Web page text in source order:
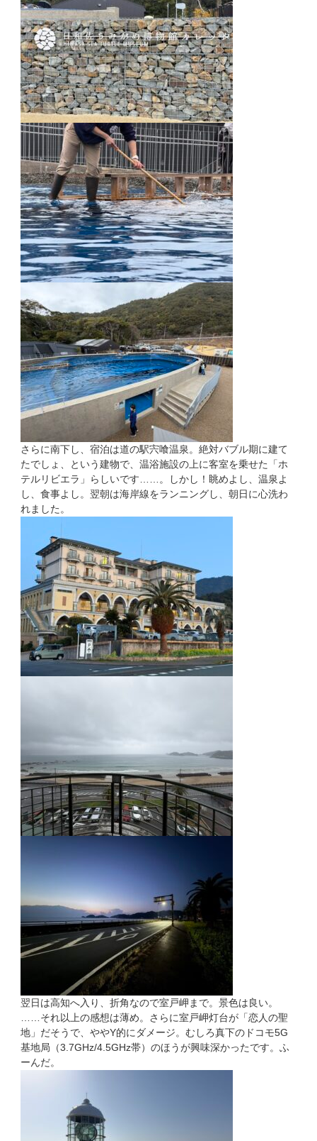
さらに南下し、宿泊は道の駅宍喰温泉。絶対バブル期に建て
たでしょ、という建物で、温浴施設の上に客室を乗せた「ホ
テルリビエラ」らしいです……。しかし！眺めよし、温泉よ
し、食事よし。翌朝は海岸線をランニングし、朝日に心洗わ
れました。
翌日は高知へ入り、折角なので室戸岬まで。景色は良い。
……それ以上の感想は薄め。さらに室戸岬灯台が「恋人の聖
地」だそうで、ややY的にダメージ。むしろ真下のドコモ5G
基地局（3.7GHz/4.5GHz帯）のほうが興味深かったです。ふ
ーんだ。